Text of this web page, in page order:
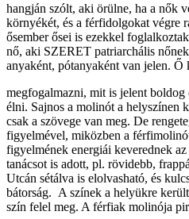
hangján szólt, aki örülne, ha a nők
környékét, és a férfidolgokat végre
ősember ősei is ezekkel
nő, aki SZERET patriarchális
anyaként, pótanyaként van jelen. Ő
megfogalmazni, mit is jelent
élni. Sajnos a molinót a helyszínen
csak a szövege van meg. De
figyelmével, miközben a
figyelmének energiái keverednek
tanácsot is adott, pl. rövidebb,
Utcán sétálva is elolvasható, és
bátorság. A színek a helyükre
szín felel meg. A férfiak molinója